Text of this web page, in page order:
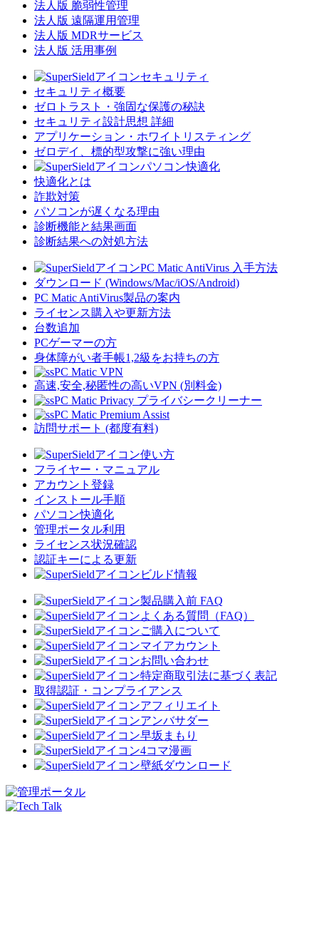
法人版 脆弱性管理
法人版 遠隔運用管理
法人版 MDRサービス
法人版 活用事例
セキュリティ
セキュリティ概要
ゼロトラスト・強固な保護の秘訣
セキュリティ設計思想 詳細
アプリケーション・ホワイトリスティング
ゼロデイ、標的型攻撃に強い理由
パソコン快適化
快適化とは
詐欺対策
パソコンが遅くなる理由
診断機能と結果画面
診断結果への対処方法
PC Matic AntiVirus 入手方法
ダウンロード (Windows/Mac/iOS/Android)
PC Matic AntiVirus製品の案内
ライセンス購入や更新方法
台数追加
PCゲーマーの方
身体障がい者手帳1,2級をお持ちの方
PC Matic VPN
高速,安全,秘匿性の高いVPN (別料金)
PC Matic Privacy プライバシークリーナー
PC Matic Premium Assist
訪問サポート (都度有料)
使い方
フライヤー・マニュアル
アカウント登録
インストール手順
パソコン快適化
管理ポータル利用
ライセンス状況確認
認証キーによる更新
ビルド情報
製品購入前 FAQ
よくある質問（FAQ）
ご購入について
マイアカウント
お問い合わせ
特定商取引法に基づく表記
取得認証・コンプライアンス
アフィリエイト
アンバサダー
早坂まもり
4コマ漫画
壁紙ダウンロード